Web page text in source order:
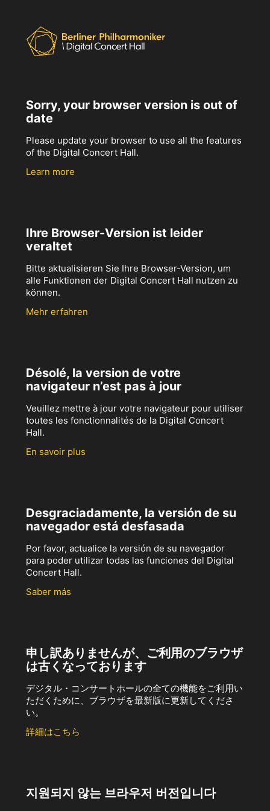
Sorry, your browser version is out of
date
Please update your browser to use all the features
of the Digital Concert Hall.
Learn more
Ihre Browser-Version ist leider
veraltet
Bitte aktualisieren Sie Ihre Browser-Version, um
alle Funktionen der Digital Concert Hall nutzen zu
können.
Mehr erfahren
Désolé, la version de votre
navigateur n’est pas à jour
Veuillez mettre à jour votre navigateur pour utiliser
toutes les fonctionnalités de la Digital Concert
Hall.
En savoir plus
Desgraciadamente, la versión de su
navegador está desfasada
Por favor, actualice la versión de su navegador
para poder utilizar todas las funciones del Digital
Concert Hall.
Saber más
申し訳ありませんが、ご利用のブラウザ
は古くなっております
デジタル・コンサートホールの全ての機能をご利用い
ただくために、ブラウザを最新版に更新してくださ
い。
詳細はこちら
지원되지 않는 브라우저 버전입니다